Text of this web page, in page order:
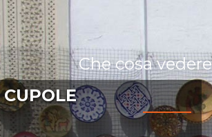
Che cosa vedere
CUPOLE